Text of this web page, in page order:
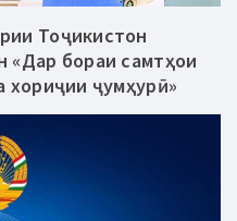
Тоҷикистон
«Дар бораи самтҳои
хориҷии ҷумҳурӣ»